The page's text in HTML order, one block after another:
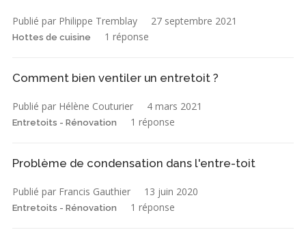
Publié par Philippe Tremblay 27 septembre 2021
Hottes de cuisine 1 réponse
Comment bien ventiler un entretoit ?
Publié par Hélène Couturier 4 mars 2021
Entretoits - Rénovation 1 réponse
Problème de condensation dans l'entre-toit
Publié par Francis Gauthier 13 juin 2020
Entretoits - Rénovation 1 réponse